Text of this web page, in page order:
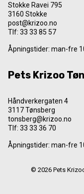
Stokke Ravei 795
3160 Stokke
post@krizoo.no
Tlf: 33 33 85 57
Åpningstider: man-fre
Pets Krizoo
Håndverkergaten 4
3117 Tønsberg
tonsberg@krizoo.no
Tlf: 33 33 36 70
Åpningstider: man-fre
© 2026 Pets